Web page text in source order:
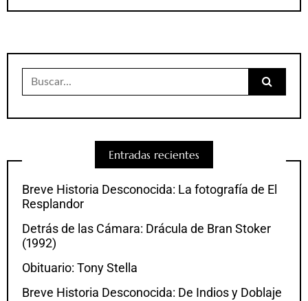
Buscar:
Entradas recientes
Breve Historia Desconocida: La fotografía de El
Resplandor
Detrás de las Cámara: Drácula de Bran Stoker
(1992)
Obituario: Tony Stella
Breve Historia Desconocida: De Indios y Doblaje